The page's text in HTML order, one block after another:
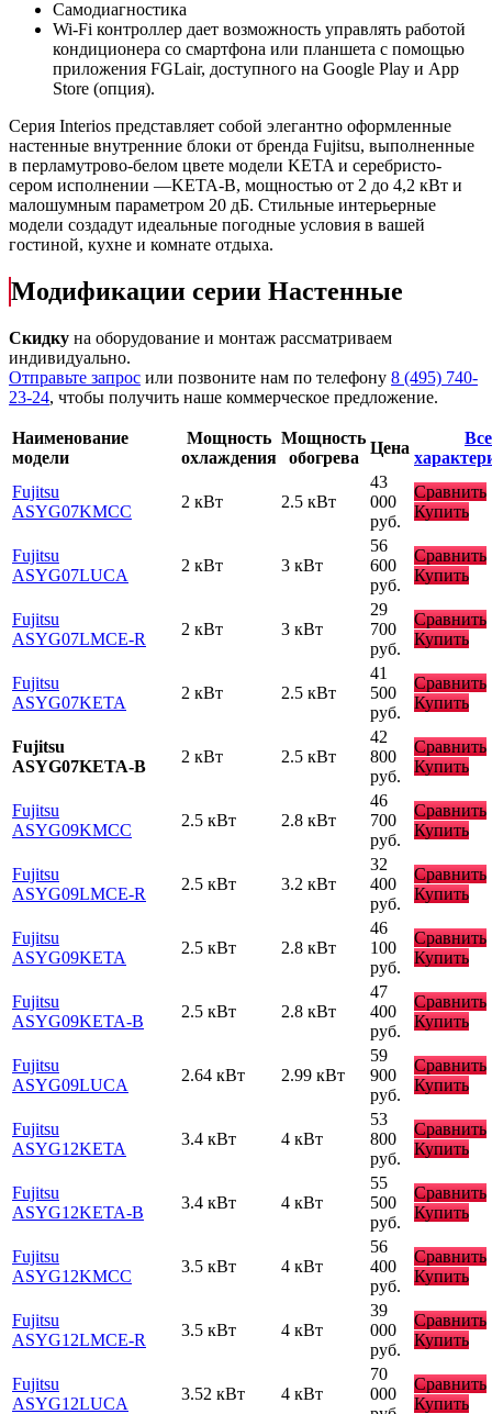
Самодиагностика
Wi-Fi контроллер дает возможность управлять работой
кондиционера со смартфона или планшета с помощью
приложения FGLair, доступного на Google Play и App
Store (опция).
Серия Interios представляет собой элегантно оформленные
настенные внутренние блоки от бренда Fujitsu, выполненные
в перламутрово-белом цвете модели KETA и серебристо-
сером исполнении —KETA-B, мощностью от 2 до 4,2 кВт и
малошумным параметром 20 дБ. Стильные интерьерные
модели создадут идеальные погодные условия в вашей
гостиной, кухне и комнате отдыха.
Модификации серии Настенные
Скидку на оборудование и монтаж рассматриваем
индивидуально.
Отправьте запрос или позвоните нам по телефону 8 (495) 740-
23-24, чтобы получить наше коммерческое предложение.
Наименование
модели
Мощность
охлаждения
Мощность
обогрева
Цена
Все
Fujitsu
ASYG07KMCC
2 кВт 2.5 кВт
43
000
руб.
Сравнить
Купить
Fujitsu
ASYG07LUCA
2 кВт 3 кВт
56
600
руб.
Сравнить
Купить
Fujitsu
ASYG07LMCE-R
2 кВт 3 кВт
29
700
руб.
Сравнить
Купить
Fujitsu
ASYG07KETA
2 кВт 2.5 кВт
41
500
руб.
Сравнить
Купить
Fujitsu
ASYG07KETA-B
2 кВт 2.5 кВт
42
800
руб.
Сравнить
Купить
Fujitsu
ASYG09KMCC
2.5 кВт 2.8 кВт
46
700
руб.
Сравнить
Купить
Fujitsu
ASYG09LMCE-R
2.5 кВт 3.2 кВт
32
400
руб.
Сравнить
Купить
Fujitsu
ASYG09KETA
2.5 кВт 2.8 кВт
46
100
руб.
Сравнить
Купить
Fujitsu
ASYG09KETA-B
2.5 кВт 2.8 кВт
47
400
руб.
Сравнить
Купить
Fujitsu
ASYG09LUCA
2.64 кВт 2.99 кВт
59
900
руб.
Сравнить
Купить
Fujitsu
ASYG12KETA
3.4 кВт 4 кВт
53
800
руб.
Сравнить
Купить
Fujitsu
ASYG12KETA-B
3.4 кВт 4 кВт
55
500
руб.
Сравнить
Купить
Fujitsu
ASYG12KMCC
3.5 кВт 4 кВт
56
400
руб.
Сравнить
Купить
Fujitsu
ASYG12LMCE-R
3.5 кВт 4 кВт
39
000
руб.
Сравнить
Купить
Fujitsu
ASYG12LUCA
3.52 кВт 4 кВт
70
000
Сравнить
Купить